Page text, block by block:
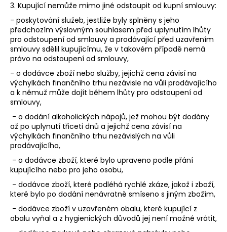
3. Kupující nemůže mimo jiné odstoupit od kupní smlouvy:
- poskytování služeb, jestliže byly splněny s jeho
předchozím výslovným souhlasem před uplynutím lhůty
pro odstoupení od smlouvy a prodávající před uzavřením
smlouvy sdělil kupujícímu, že v takovém případě nemá
právo na odstoupení od smlouvy,
- o dodávce zboží nebo služby, jejichž cena závisí na
výchylkách finančního trhu nezávisle na vůli prodávajícího
a k němuž může dojít během lhůty pro odstoupení od
smlouvy,
- o dodání alkoholických nápojů, jež mohou být dodány
až po uplynutí třiceti dnů a jejichž cena závisí na
výchylkách finančního trhu nezávislých na vůli
prodávajícího,
- o dodávce zboží, které bylo upraveno podle přání
kupujícího nebo pro jeho osobu,
- dodávce zboží, které podléhá rychlé zkáze, jakož i zboží,
které bylo po dodání nenávratně smíseno s jiným zbožím,
- dodávce zboží v uzavřeném obalu, které kupující z
obalu vyňal a z hygienických důvodů jej není možné vrátit,